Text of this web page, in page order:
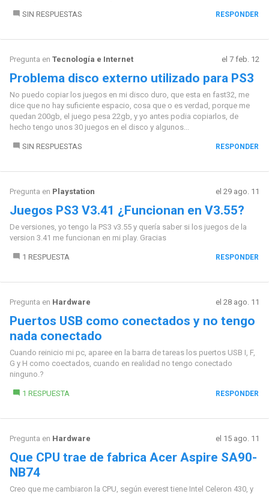
SIN RESPUESTAS RESPONDER
Pregunta en Tecnología e Internet el 7 feb. 12
Problema disco externo utilizado para PS3
No puedo copiar los juegos en mi disco duro, que esta en fast32, me
dice que no hay suficiente espacio, cosa que o es verdad, porque me
quedan 200gb, el juego pesa 22gb, y yo antes podia copiarlos, de
hecho tengo unos 30 juegos en el disco y algunos...
SIN RESPUESTAS RESPONDER
Pregunta en Playstation el 29 ago. 11
Juegos PS3 V3.41 ¿Funcionan en V3.55?
De versiones, yo tengo la PS3 v3.55 y quería saber si los juegos de la
version 3.41 me funcionan en mi play. Gracias
1 RESPUESTA RESPONDER
Pregunta en Hardware el 28 ago. 11
Puertos USB como conectados y no tengo
nada conectado
Cuando reinicio mi pc, aparee en la barra de tareas los puertos USB I, F,
G y H como coectados, cuando en realidad no tengo conectado
ninguno.?
1 RESPUESTA RESPONDER
Pregunta en Hardware el 15 ago. 11
Que CPU trae de fabrica Acer Aspire SA90-
NB74
Creo que me cambiaron la CPU, según everest tiene Intel Celeron 430, y